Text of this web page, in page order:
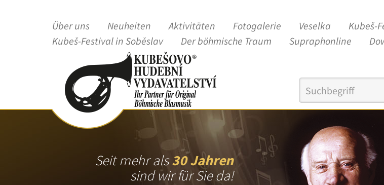
Über uns Neuheiten Aktivitäten Fotogalerie Veselka
Kubeš-
Kubeš-Festival in Soběslav
Der böhmische Traum Supraphonline
Seit mehr als30 Jahren
sind wir für Sie da!